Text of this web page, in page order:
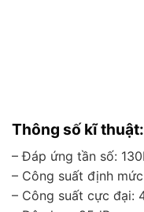
Thông số kĩ thuật:
– Đáp ứng tần số:
– Công suất định
– Công suất cực đại: